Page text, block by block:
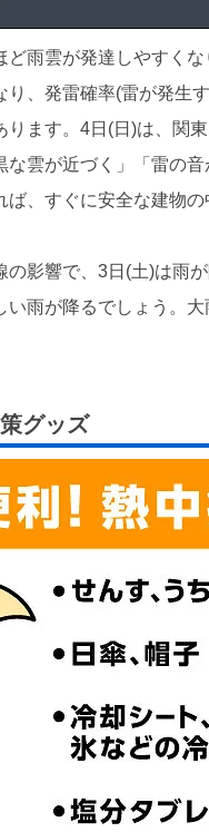
雨雲が発達しやすく
り、発雷確率(雷が発生
ります。4日(日)は、関
な雲が近づく」「雷の
、すぐに安全な建物の
影響で、3日(土)は雨
雨が降るでしょう。
グッズ